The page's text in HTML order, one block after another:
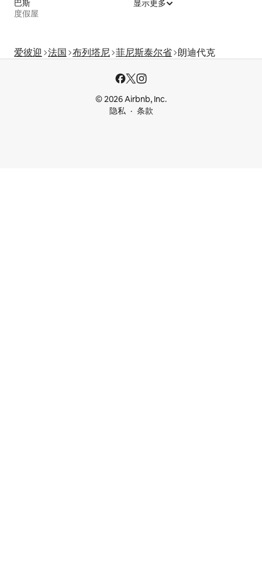
巴斯
度假屋
显示更多
爱彼迎 法国 布列塔尼 菲尼斯泰尔省 朗迪代克
© 2026 Airbnb, Inc.
隐私
条款